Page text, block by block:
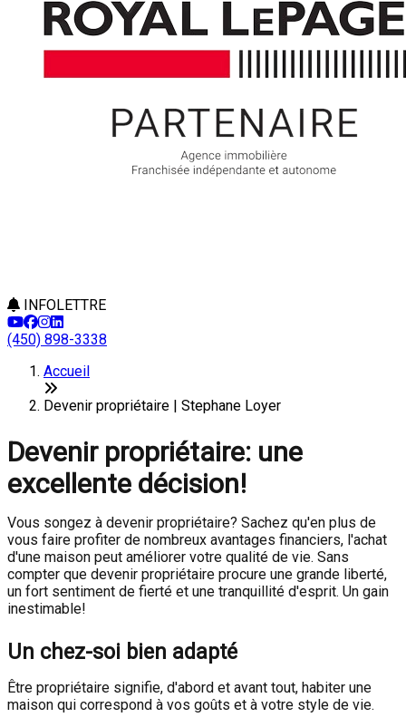
INFOLETTRE
(450) 898-3338
Accueil
Devenir propriétaire | Stephane Loyer
Devenir propriétaire: une
excellente décision!
Vous songez à devenir propriétaire? Sachez qu'en plus de
vous faire profiter de nombreux avantages financiers, l'achat
d'une maison peut améliorer votre qualité de vie. Sans
compter que devenir propriétaire procure une grande liberté,
un fort sentiment de fierté et une tranquillité d'esprit. Un gain
inestimable!
Un chez-soi bien adapté
Être propriétaire signifie, d'abord et avant tout, habiter une
maison qui correspond à vos goûts et à votre style de vie.